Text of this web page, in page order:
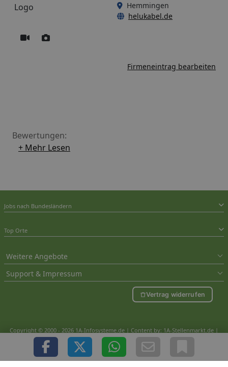
Hemmingen
helukabel.de
Firmeneintrag bearbeiten
Bewertungen:
+ Mehr Lesen
Jobs nach Bundesländern
Top Orte
Weitere Angebote
Support & Impressum
Vertrag widerrufen
Copyright © 2000 - 2026 1A-Infosysteme.de | Content by: 1A-Stellenmarkt.de |
08.08.2026| CFo: nur_Artikel|SEO_anpassung ( 1.018)